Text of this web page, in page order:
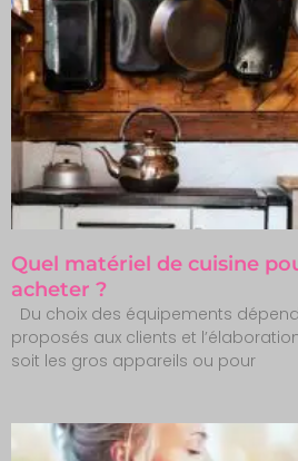
Quel matériel de cuisine
acheter ?
Du choix des équipements
proposés aux clients et
soit les gros appareils ou pour